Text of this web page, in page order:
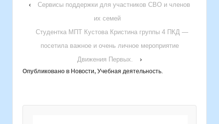
‹
Сервисы поддержки для участников СВО и членов
их семей
Студентка МПТ Кустова Кристина группы 4 ПКД —
посетила важное и очень личное мероприятие
Движения Первых.
›
Опубликовано в Новости, Учебная деятельность.